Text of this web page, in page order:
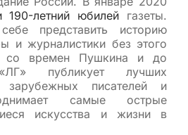
190-летний юбилей газеты.
представить историю
и журналистики без этого
со времен Пушкина и до
публикует лучших
зарубежных писателей и
самые острые
искусства и жизни в